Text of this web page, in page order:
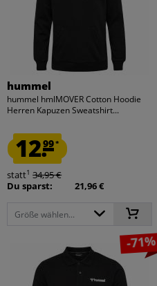
hummel
hummel hmlMOVER Cotton Hoodie
Herren Kapuzen Sweatshirt...
12.99*
statt1 34,95 €
Du sparst:
21,96 €
Größe wählen...
-71%